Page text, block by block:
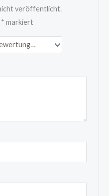
veröffentlicht.
* markiert